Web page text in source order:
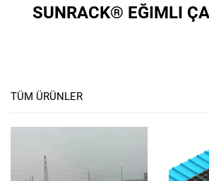
SUNRACK® EĞIMLI
TÜM ÜRÜNLER